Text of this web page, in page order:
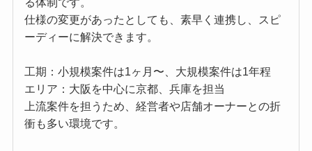
る体制です。
仕様の変更があったとしても、素早く連携し、スピ
ーディーに解決できます。
工期：小規模案件は1ヶ月〜、大規模案件は1年程
エリア：大阪を中心に京都、兵庫を担当
上流案件を担うため、経営者や店舗オーナーとの折
衝も多い環境です。